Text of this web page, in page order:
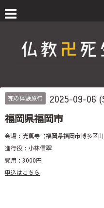
死の体験旅行 2025-09-06
福岡県福岡市
会場：光薫寺（福岡県福岡市博多区
進行役：小林信翠
費用：3000円
申込はこちら